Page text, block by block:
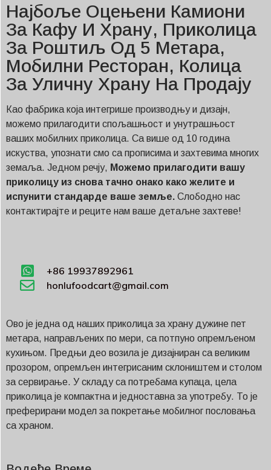
Најбоље Оцењени Камиони
За Кафу И Храну, Приколица
За Роштиљ Од 5 Метара,
Мобилни Ресторан, Колица
За Уличну Храну На Продају
Као фабрика која интегрише производњу и дизајн,
можемо прилагодити спољашњост и унутрашњост
ваших мобилних приколица. Са више од 10 година
искуства, упознати смо са прописима и захтевима многих
земаља. Једном речју, Можемо прилагодити вашу
приколицу из снова тачно онако како желите и
испунити стандарде ваше земље. Слободно нас
контактирајте и реците нам ваше детаљне захтеве!
+86 19937892961
honlufoodcart@gmail.com
Ово је једна од наших приколица за храну дужине пет
метара, направљених по мери, са потпуно опремљеном
кухињом. Предњи део возила је дизајниран са великим
прозором, опремљен интегрисаним склоништем и столом
за сервирање. У складу са потребама купаца, цела
приколица је компактна и једноставна за употребу. То је
преферирани модел за покретање мобилног пословања
са храном.